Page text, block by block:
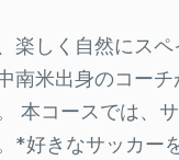
楽しく自然にス
南米出身のコー
本コースでは、
*好きなサッカー